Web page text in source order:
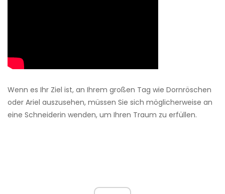
Wenn es Ihr Ziel ist, an Ihrem großen Tag wie Dornröschen
oder Ariel auszusehen, müssen Sie sich möglicherweise an
eine Schneiderin wenden, um Ihren Traum zu erfüllen.